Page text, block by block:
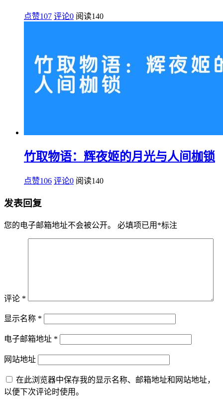
点赞107 评论0 阅读140
竹取物语：辉夜姬的月光与人间枷锁
点赞106 评论0 阅读140
发表回复
您的电子邮箱地址不会被公开。 必填项已用 *标注
评论 *
显示名称 *
电子邮箱地址 *
网站地址
在此浏览器中保存我的显示名称、邮箱地址和网站地址，
以便下次评论时使用。